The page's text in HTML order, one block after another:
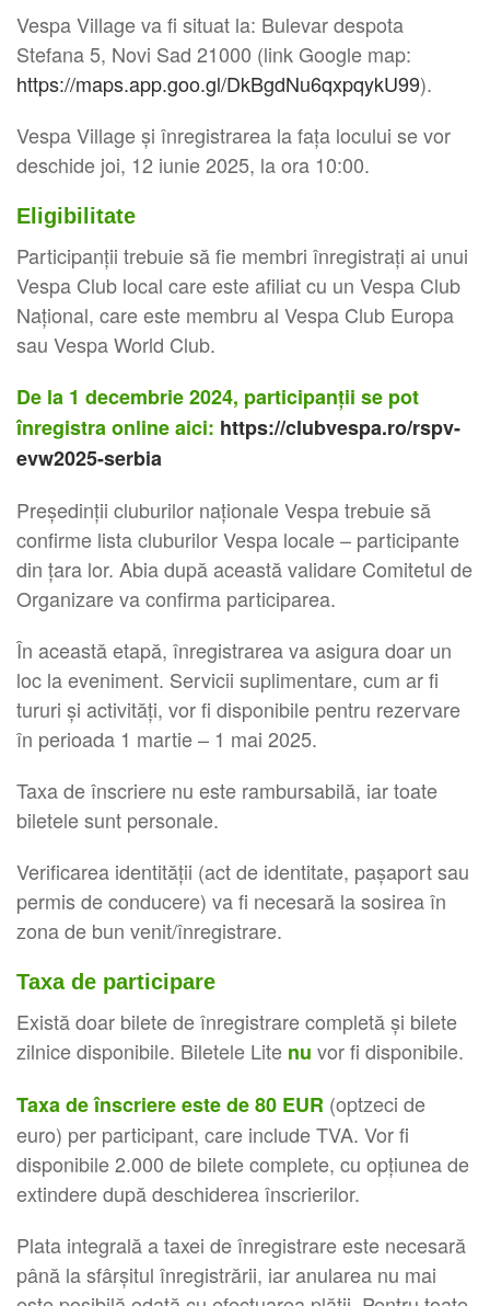
Vespa Village va fi situat la: Bulevar despota
Stefana 5, Novi Sad 21000 (link Google map:
https://maps.app.goo.gl/DkBgdNu6qxpqykU99).
Vespa Village și înregistrarea la fața locului se vor
deschide joi, 12 iunie 2025, la ora 10:00.
Eligibilitate
Participanții trebuie să fie membri înregistrați ai unui
Vespa Club local care este afiliat cu un Vespa Club
Național, care este membru al Vespa Club Europa
sau Vespa World Club.
De la 1 decembrie 2024, participanții se pot
înregistra online aici: https://clubvespa.ro/rspv-
evw2025-serbia
Președinții cluburilor naționale Vespa trebuie să
confirme lista cluburilor Vespa locale – participante
din țara lor. Abia după această validare Comitetul de
Organizare va confirma participarea.
În această etapă, înregistrarea va asigura doar un
loc la eveniment. Servicii suplimentare, cum ar fi
tururi și activități, vor fi disponibile pentru rezervare
în perioada 1 martie – 1 mai 2025.
Taxa de înscriere nu este rambursabilă, iar toate
biletele sunt personale.
Verificarea identității (act de identitate, pașaport sau
permis de conducere) va fi necesară la sosirea în
zona de bun venit/înregistrare.
Taxa de participare
Există doar bilete de înregistrare completă și bilete
zilnice disponibile. Biletele Lite nu vor fi disponibile.
Taxa de înscriere este de 80 EUR (optzeci de
euro) per participant, care include TVA. Vor fi
disponibile 2.000 de bilete complete, cu opțiunea de
extindere după deschiderea înscrierilor.
Plata integrală a taxei de înregistrare este necesară
până la sfârșitul înregistrării, iar anularea nu mai